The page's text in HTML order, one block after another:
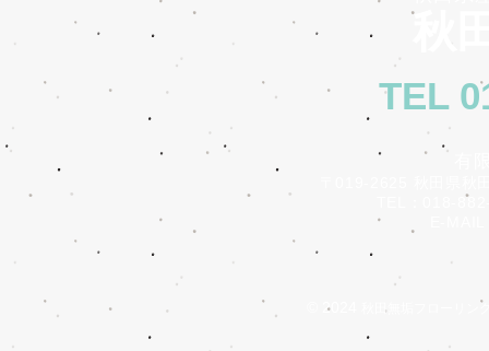
秋
TEL
TEL：018-
© 2024 秋田無垢フローリン